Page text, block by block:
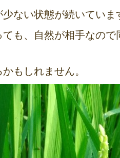
ない状態が続いていま
も、自然が相手なの
もしれません。